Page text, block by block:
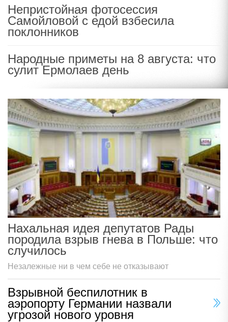
Непристойная фотосессия
Самойловой с едой взбесила
поклонников
Народные приметы на 8 августа: что
сулит Ермолаев день
Нахальная идея депутатов Рады
породила взрыв гнева в Польше: что
случилось
Незалежные ни в чем себе не отказывают
Взрывной беспилотник в
аэропорту Германии назвали
угрозой нового уровня